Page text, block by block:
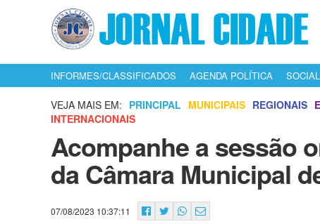
INFORMES/CLASSIFICADOS AGENDA POLÍTICA SOCIAL
VEJA MAIS EM: PRINCIPAL MUNICIPAIS REGIONAIS
INTERNACIONAIS
Acompanhe a sessão
da Câmara Municipal
07/08/2023 10:37:11